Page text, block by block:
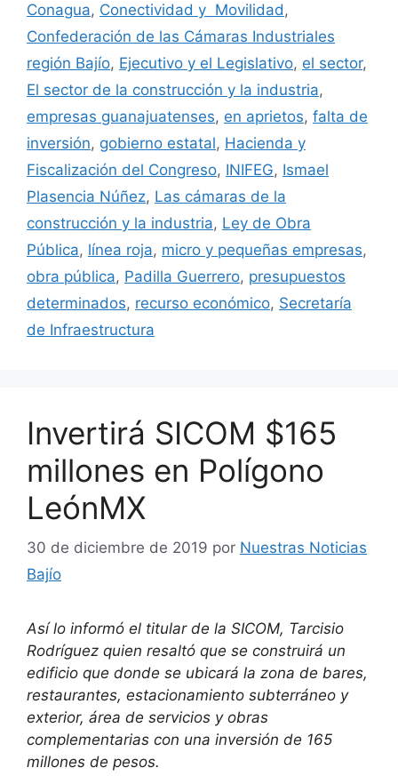
Conagua, Conectividad y Movilidad,
Confederación de las Cámaras Industriales
región Bajío, Ejecutivo y el Legislativo, el sector,
El sector de la construcción y la industria,
empresas guanajuatenses, en aprietos, falta de
inversión, gobierno estatal, Hacienda y
Fiscalización del Congreso, INIFEG, Ismael
Plasencia Núñez, Las cámaras de la
construcción y la industria, Ley de Obra
Pública, línea roja, micro y pequeñas empresas,
obra pública, Padilla Guerrero, presupuestos
determinados, recurso económico, Secretaría
de Infraestructura
Invertirá SICOM $165
millones en Polígono
LeónMX
30 de diciembre de 2019 por Nuestras Noticias
Bajío
Así lo informó el titular de la SICOM, Tarcisio
Rodríguez quien resaltó que se construirá un
edificio que donde se ubicará la zona de bares,
restaurantes, estacionamiento subterráneo y
exterior, área de servicios y obras
complementarias con una inversión de 165
millones de pesos.